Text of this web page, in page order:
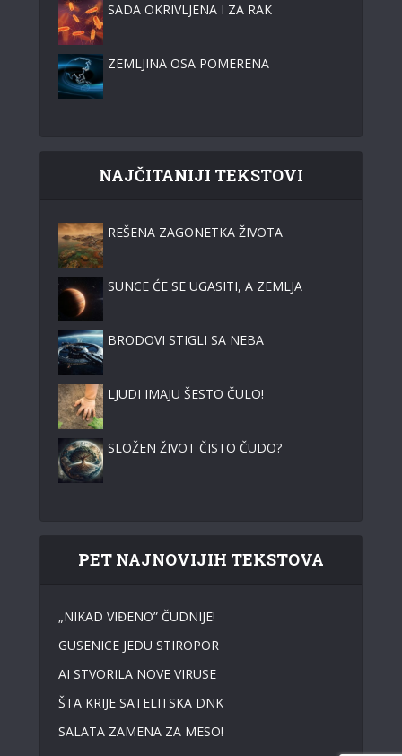
SADA OKRIVLJENA I ZA RAK
ZEMLJINA OSA POMERENA
NAJČITANIJI TEKSTOVI
REŠENA ZAGONETKA ŽIVOTA
SUNCE ĆE SE UGASITI, A ZEMLJA
BRODOVI STIGLI SA NEBA
LJUDI IMAJU ŠESTO ČULO!
SLOŽEN ŽIVOT ČISTO ČUDO?
PET NAJNOVIJIH TEKSTOVA
„NIKAD VIĐENO” ČUDNIJE!
GUSENICE JEDU STIROPOR
AI STVORILA NOVE VIRUSE
ŠTA KRIJE SATELITSKA DNK
SALATA ZAMENA ZA MESO!